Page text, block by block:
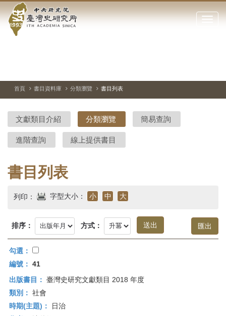
到中
央
院-
臺
灣
史
研
究
首
頁
點
閉
站
停、
圖
圖
結
首頁 書目資料庫 分類瀏覽 書目列表
文獻類目介紹 分類瀏覽 簡易查詢
進階查詢 線上提供書目
書目列表
列印： 字型大小： 小 中 大
排序： 方式：
勾選：
編號： 41
出版書目： 臺灣史研究文獻類目 2018 年度
類別： 社會
時期(主題)：
日治